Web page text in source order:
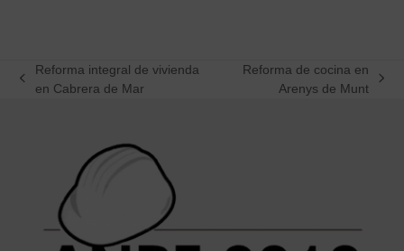
previous
Reforma integral de vivienda
en Cabrera de Mar
Reforma de cocina en
Arenys de Munt